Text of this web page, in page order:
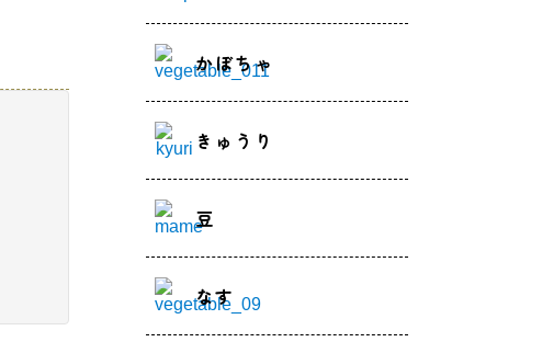
かぼちゃ
きゅうり
豆
なす